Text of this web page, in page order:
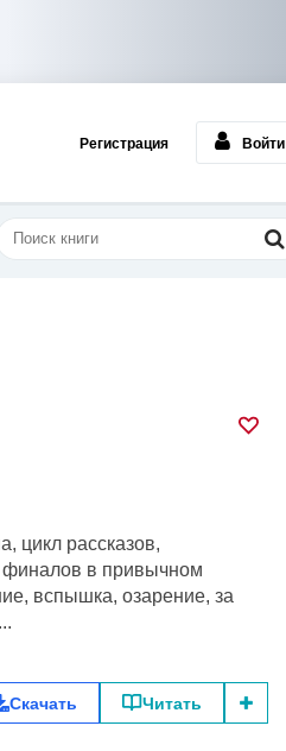
Регистрация Войти
цикл рассказов,
финалов в привычном
вспышка, озарение, за
Скачать Читать